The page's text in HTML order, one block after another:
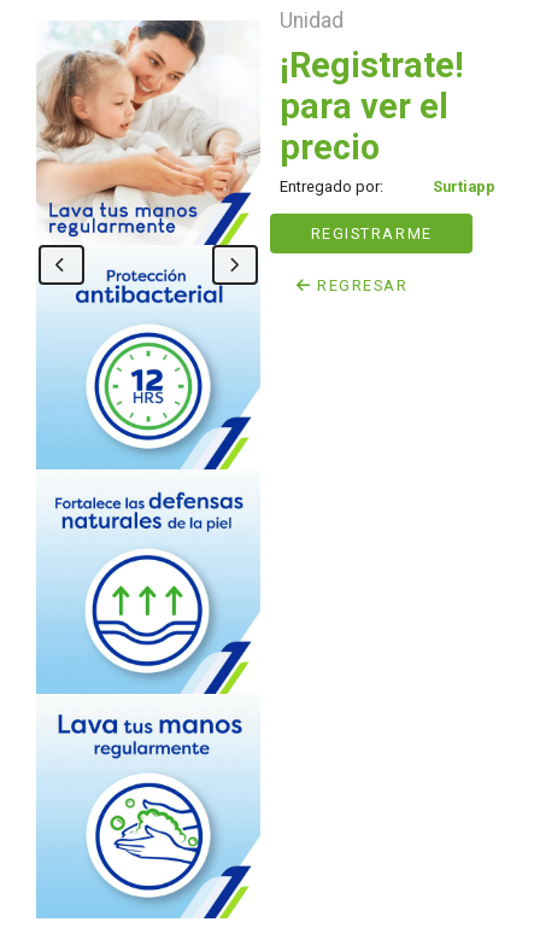
Unidad
¡Registrate!
para ver el
precio
Entregado por: Surtiapp
REGISTRARME
REGRESAR